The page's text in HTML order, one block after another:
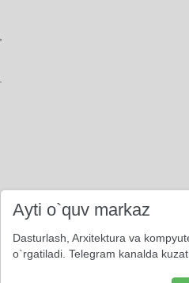
Ayti o`quv markaz
Dasturlash, Arxitektura va
o`rgatiladi. Telegram kanalda